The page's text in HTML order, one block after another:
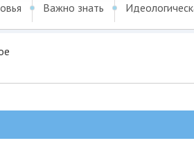
Важно знать